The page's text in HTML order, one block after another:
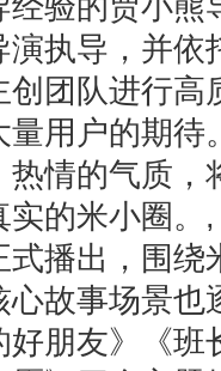
执导，并依
团队进行高
用户的期待
情的气质，
实的米小
式播出，围绕
故事场景也
朋友》《班